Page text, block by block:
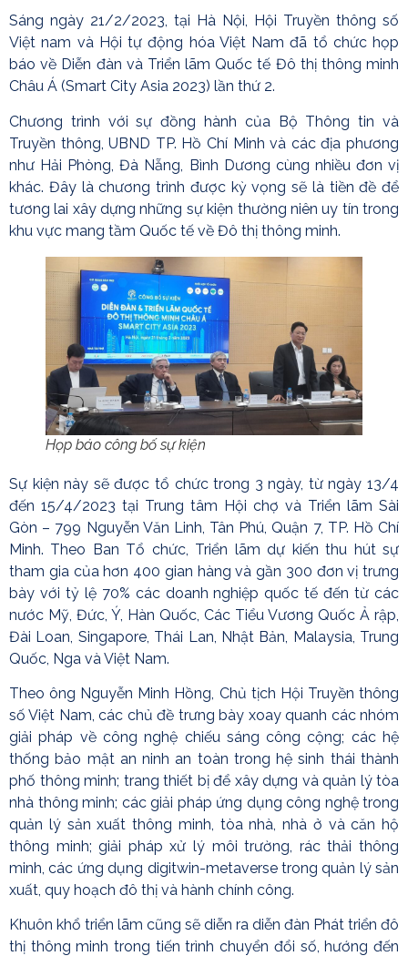
Sáng ngày 21/2/2023, tại Hà Nội, Hội Truyền thông số
Việt nam và Hội tự động hóa Việt Nam đã tổ chức họp
báo về Diễn đàn và Triển lãm Quốc tế Đô thị thông minh
Châu Á (Smart City Asia 2023) lần thứ 2.
Chương trình với sự đồng hành của Bộ Thông tin và
Truyền thông, UBND TP. Hồ Chí Minh và các địa phương
như Hải Phòng, Đà Nẵng, Bình Dương cùng nhiều đơn vị
khác. Đây là chương trình được kỳ vọng sẽ là tiền đề để
tương lai xây dựng những sự kiện thường niên uy tín trong
khu vực mang tầm Quốc tế về Đô thị thông minh.
Họp báo công bố sự kiện
Sự kiện này sẽ được tổ chức trong 3 ngày, từ ngày 13/4
đến 15/4/2023 tại Trung tâm Hội chợ và Triển lãm Sài
Gòn – 799 Nguyễn Văn Linh, Tân Phú, Quận 7, TP. Hồ Chí
Minh. Theo Ban Tổ chức, Triển lãm dự kiến thu hút sự
tham gia của hơn 400 gian hàng và gần 300 đơn vị trưng
bày với tỷ lệ 70% các doanh nghiệp quốc tế đến từ các
nước Mỹ, Đức, Ý, Hàn Quốc, Các Tiểu Vương Quốc Ả rập,
Đài Loan, Singapore, Thái Lan, Nhật Bản, Malaysia, Trung
Quốc, Nga và Việt Nam.
Theo ông Nguyễn Minh Hồng, Chủ tịch Hội Truyền thông
số Việt Nam, các chủ đề trưng bày xoay quanh các nhóm
giải pháp về công nghệ chiếu sáng công cộng; các hệ
thống bảo mật an ninh an toàn trong hệ sinh thái thành
phố thông minh; trang thiết bị để xây dựng và quản lý tòa
nhà thông minh; các giải pháp ứng dụng công nghệ trong
quản lý sản xuất thông minh, tòa nhà, nhà ở và căn hộ
thông minh; giải pháp xử lý môi trường, rác thải thông
minh, các ứng dụng digitwin-metaverse trong quản lý sản
xuất, quy hoạch đô thị và hành chính công.
Khuôn khổ triển lãm cũng sẽ diễn ra diễn đàn Phát triển đô
thị thông minh trong tiến trình chuyển đổi số, hướng đến